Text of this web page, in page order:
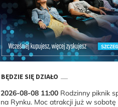
BĘDZIE SIĘ DZIAŁO
2026-08-08 11:00Rodzinny piknik
na Rynku. Moc atrakcji już w sobotę